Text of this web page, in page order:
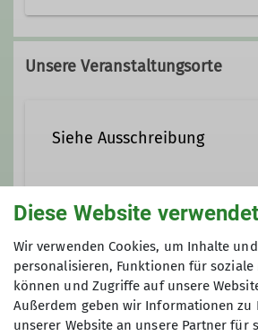
0163 1431187
gabi.graeff@dav-
Unsere Veranstaltungsorte
Siehe Ausschreibung
Gruppe
Wandern
Diese Website
Wir verwenden Cookies, um Inhalte
personalisieren, Funktionen für soziale
können und Zugriffe auf unsere
Außerdem geben wir Informationen zu
unserer Website an unsere Partner für